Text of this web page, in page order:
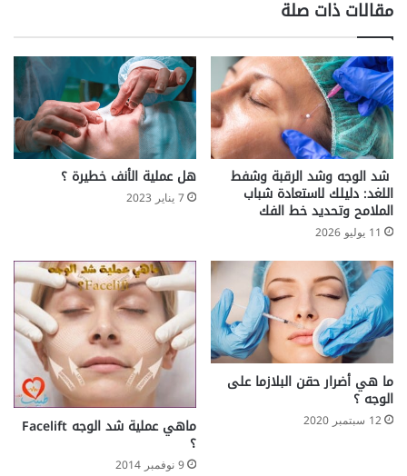
T
U
M
M
Y
T
U
C
K
-
A
B
O
M
N
O
P
L
A
S
د
ا
ل
ا
ط
ف
ا
ل
س
ب
ا
و
ع
ا
ج
ف
ق
د
ا
مقالات ذات صلة
شد الوجه وشد الرقبة وشفط
اللغد: دليلك لاستعادة شباب
الملامح وتحديد خط الفك
11 يوليو 2026
هل عملية الأنف خطيرة ؟
7 يناير 2023
ما هي أضرار حقن البلازما على
الوجه ؟
12 سبتمبر 2020 ماهي عملية شد الوجه Facelift
؟
9 نوفمبر 2014